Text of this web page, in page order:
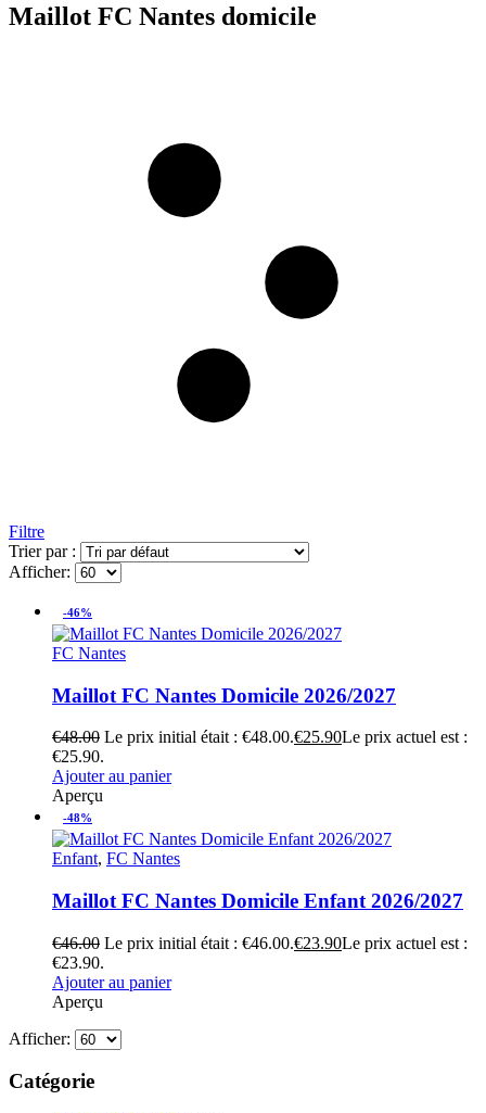
Maillot FC Nantes domicile
Filtre
Trier par :
Afficher:
-46%
FC Nantes
Maillot FC Nantes Domicile 2026/2027
€48.00 Le prix initial était : €48.00.€25.90Le prix actuel est :
€25.90.
Ajouter au panier
Aperçu
-48%
Enfant, FC Nantes
Maillot FC Nantes Domicile Enfant 2026/2027
€46.00 Le prix initial était : €46.00.€23.90Le prix actuel est :
€23.90.
Ajouter au panier
Aperçu
Afficher:
Catégorie